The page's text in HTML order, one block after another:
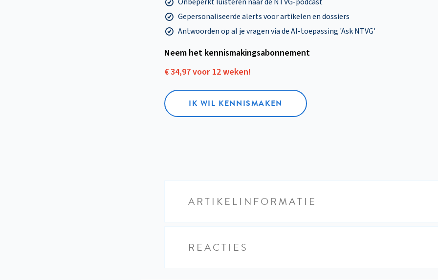
Gepersonaliseerde alerts voor artikelen en dossiers
Antwoorden op al je vragen via de AI-toepassing 'Ask NTVG'
Neem het kennismakings­abonnement
€ 34,97 voor 12 weken!
IK WIL KENNISMAKEN
ARTIKELINFORMATIE
REACTIES